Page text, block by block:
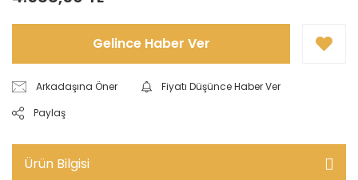
Gelince Haber Ver
Arkadaşına Öner
Fiyatı Düşünce Haber Ver
Paylaş
Ürün Bilgisi